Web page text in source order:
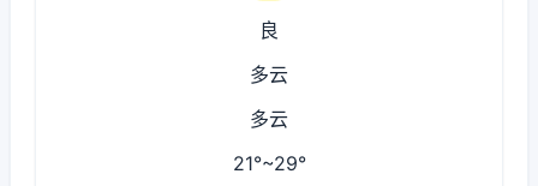
良
多云
多云
21°~29°